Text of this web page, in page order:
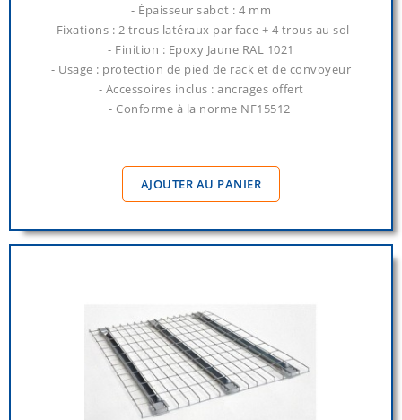
- Épaisseur sabot : 4 mm
- Fixations : 2 trous latéraux par face + 4 trous au sol
- Finition : Epoxy Jaune RAL 1021
- Usage : protection de pied de rack et de convoyeur
- Accessoires inclus : ancrages offert
- Conforme à la norme NF15512
AJOUTER AU PANIER